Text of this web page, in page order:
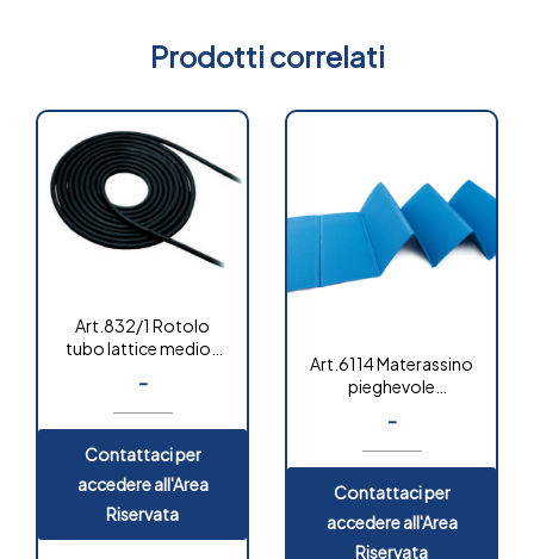
Prodotti correlati
Art.832/1 Rotolo
tubo lattice medio-
-
Contattaci per
accedere all'Area
Riservata
Art.6114 Materassino
pieghevole
-
Contattaci per
accedere all'Area
Riservata